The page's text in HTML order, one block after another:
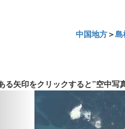
中国地方＞島
る矢印をクリックすると”空中写